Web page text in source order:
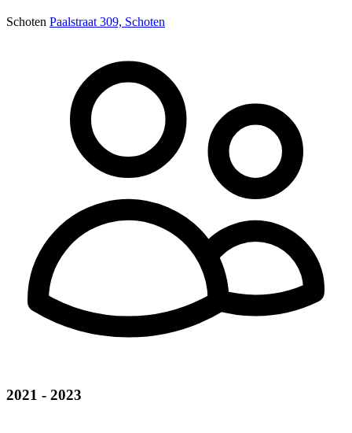
Schoten Paalstraat 309, Schoten
2021 - 2023